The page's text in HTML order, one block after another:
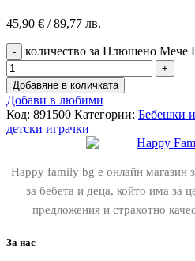
45,90 € / 89,77 лв.
количество за Плюшено Мече
Добавяне в количката
Добави в любими
Код: 891500 Категории: Бебешки
детски играчки
Happy family bg е онлайн магазин
за бебета и деца, който има за
предложения и страхотно
За нас